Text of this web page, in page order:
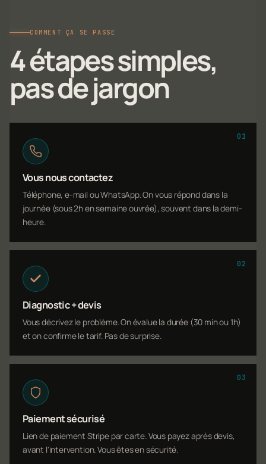
COMMENT ÇA SE PASSE
4 étapes simples,
pas de jargon
01
Vous nous contactez
Téléphone, e-mail ou WhatsApp. On vous répond dans la
journée (sous 2h en semaine ouvrée), souvent dans la demi-
heure.
02
Diagnostic + devis
Vous décrivez le problème. On évalue la durée (30 min ou 1h)
et on confirme le tarif. Pas de surprise.
03
Paiement sécurisé
Lien de paiement Stripe par carte. Vous payez après devis,
avant l'intervention. Vous êtes en sécurité.